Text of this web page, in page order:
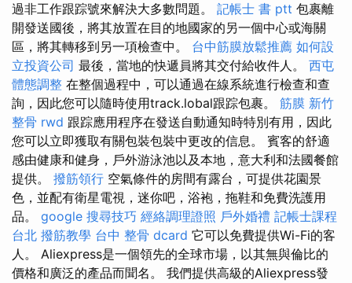
過非工作跟踪號來解決大多數問題。 記帳士 書 ptt 包裹離
開發送國後，將其放置在目的地國家的另一個中心或海關
區，將其轉移到另一項檢查中。 台中筋膜放鬆推薦 如何設
立投資公司 最後，當地的快遞員將其交付給收件人。 西屯
體態調整 在整個過程中，可以通過在線系統進行檢查和查
詢，因此您可以隨時使用track.lobal跟踪包裹。 筋膜 新竹
整骨 rwd 跟踪應用程序在發送自動通知時特別有用，因此
您可以立即獲取有關包裝包裝中更改的信息。 賓客的舒適
感由健康和健身，戶外游泳池以及本地，意大利和法國餐館
提供。 撥筋領行 空氣條件的房間有露台，可提供花園景
色，並配有衛星電視，迷你吧，浴袍，拖鞋和免費洗護用
品。 google 搜尋技巧 經絡調理證照 戶外婚禮 記帳士課程
台北 撥筋教學 台中 整骨 dcard 它可以免費提供Wi-Fi的客
人。 Aliexpress是一個領先的全球市場，以其無與倫比的
價格和廣泛的產品而聞名。 我們提供高級的Aliexpress發